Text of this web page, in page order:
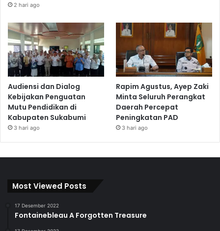
2 hari ago
Audiensi dan Dialog
Kebijakan Penguatan
Mutu Pendidikan di
Kabupaten Sukabumi
3 hari ago
Rapim Agustus, Ayep Zaki
Minta Seluruh Perangkat
Daerah Percepat
Peningkatan PAD
3 hari ago
Most Viewed Posts
17 Desember 2022
Fontainebleau A Forgotten Treasure